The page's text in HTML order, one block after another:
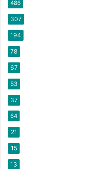
486
307
194
78
67
53
37
64
21
15
13